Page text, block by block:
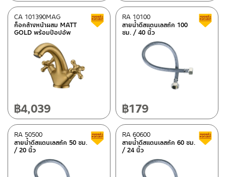
อะไหล่ AQ 907788/9963(10)
อะไหล่ AQ 961234
(10)
อะไหล่ AQ 55123
อะไหล่ AQ 9999-BLACK
อะไหล่ AQ 9101010
อะไหล่ AQ 952912
อะไหล่ AQ 912556-UF(10)
อะไหล่ AQ 105566-UF
(10)
อะไหล่ AQ 914567-UF
ก็อกล้างหน้าผสม MATT
GOLD พร้อมป๊อปอัพ
CA 101390MAG Clearance sale
฿4,039
สายน้ำดีสแตนเลสถัก 100
ซม. / 40 นิ้ว
RA 10100
฿179
สายน้ำดีสแตนเลสถัก 50 ซม.
/ 20 นิ้ว
RA 50500 Clearance sale
สายน้ำดีสแตนเลสถัก 60 ซม.
/ 24 นิ้ว
RA 60600